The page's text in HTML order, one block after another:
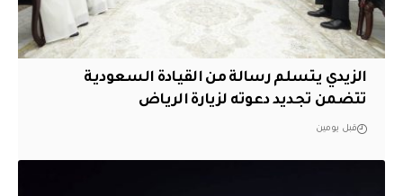
الزيدي يتسلم رسالة من القيادة السعودية
تتضمن تجديد دعوته لزيارة الرياض
قبل يومين